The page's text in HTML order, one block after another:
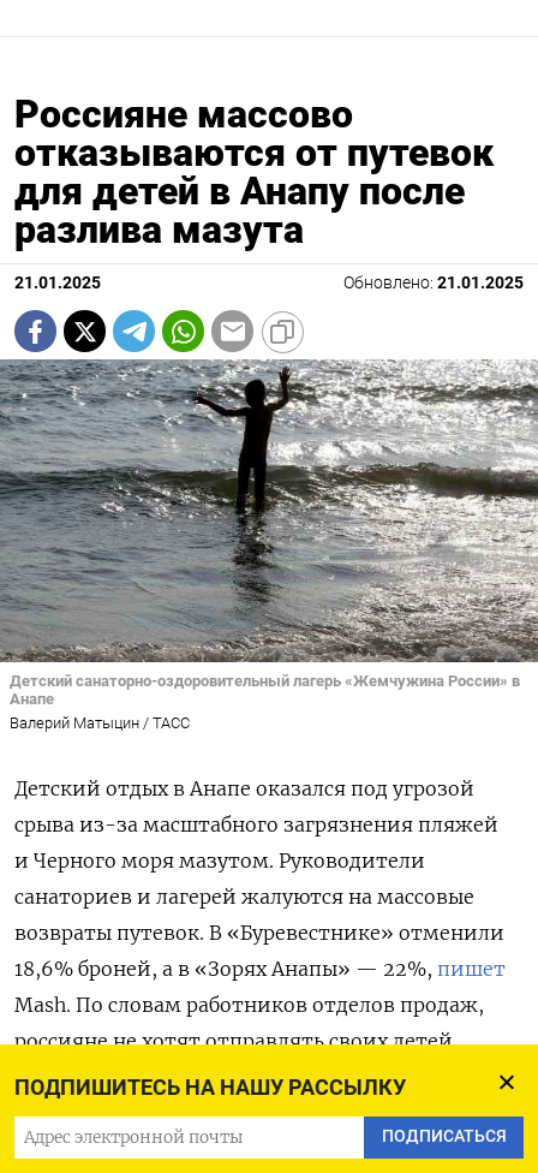
ПОДПИШИТЕСЬ НА НАШУ РАССЫЛКУ
ПОДПИСАТЬСЯ
Россияне массово
отказываются от путевок
для детей в Анапу после
разлива мазута
21.01.2025 Обновлено: 21.01.2025
Детский санаторно-оздоровительный лагерь «Жемчужина России» в
Анапе
Валерий Матыцин / ТАСС
Детский отдых в Анапе оказался под угрозой
срыва из-за масштабного загрязнения пляжей
и Черного моря мазутом. Руководители
санаториев и лагерей жалуются на массовые
возвраты путевок. В «Буревестнике» отменили
18,6% броней, а в «Зорях Анапы» — 22%, пишет
Mash. По словам работников отделов продаж,
россияне не хотят отправлять своих детей
на опасное побережье. Вернуть деньги просят
и предприятия, которые выкупали путевки для
поощрения сотрудников. Владельцы здравниц